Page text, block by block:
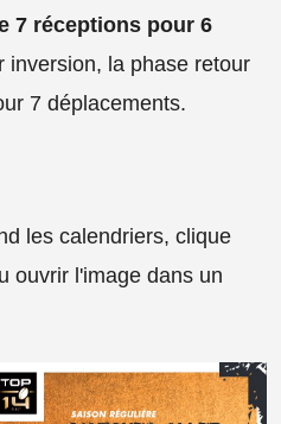
7 réceptions pour 6
inversion, la phase retour
7 déplacements.
les calendriers, clique
ouvrir l'image dans un